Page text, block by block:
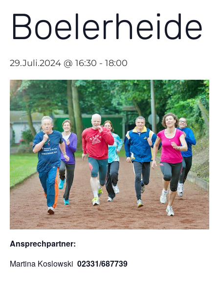
Boelerheide
29.Juli.2024 @ 16:30 - 18:00
Ansprechpartner:
Martina Koslowski 02331/687739